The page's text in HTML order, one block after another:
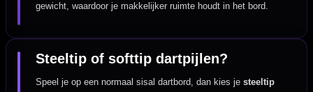
gewicht, waardoor je makkelijker ruimte houdt in het bord.
Steeltip of softtip dartpijlen?
Speel je op een normaal sisal dartbord, dan kies jesteeltip